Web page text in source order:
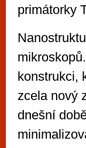
primátorky
konstrukci,
zcela nový
dnešní